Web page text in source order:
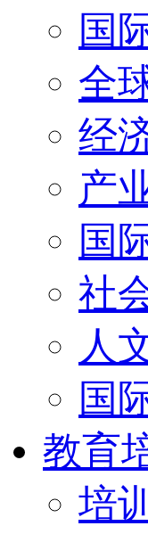
国
全
经
产
国
社
人
国
教育
培